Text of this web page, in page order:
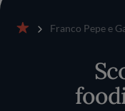
Franco Pepe e